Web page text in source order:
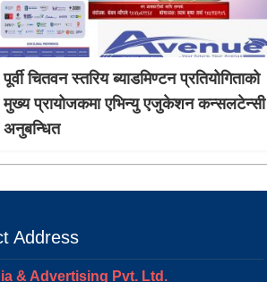
पूर्वी चितवन स्तरिय ब्याडमिण्टन प्रतियोगिताको
मुख्य प्रायोजकमा एभिन्यु एजुकेशन कन्सलटेन्सी
अनुबन्धित
Address
& Advertising Pvt. Ltd.